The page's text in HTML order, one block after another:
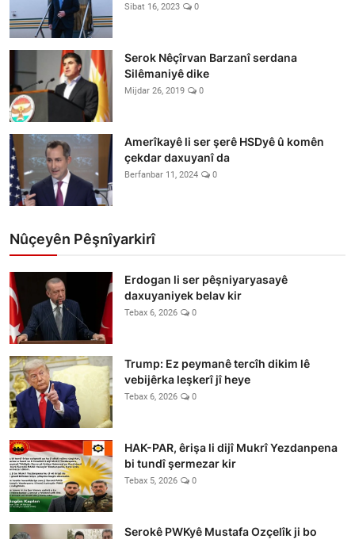
Sibat 16, 2023 0
Serok Nêçîrvan Barzanî serdana
Silêmaniyê dike
Mijdar 26, 2019 0
Amerîkayê li ser şerê HSDyê û komên
çekdar daxuyanî da
Berfanbar 11, 2024 0
Nûçeyên Pêşnîyarkirî
Erdogan li ser pêşniyaryasayê
daxuyaniyek belav kir
Tebax 6, 2026 0
Trump: Ez peymanê tercîh dikim lê
vebijêrka leşkerî jî heye
Tebax 6, 2026 0
HAK-PAR, êrişa li dijî Mukrî Yezdanpena
bi tundî şermezar kir
Tebax 5, 2026 0
Serokê PWKyê Mustafa Ozçelîk ji bo